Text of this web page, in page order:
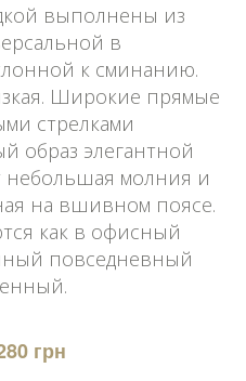
выполнены из
в
к сминанию.
Широкие прямые
стрелками
образ элегантной
небольшая молния и
на вшивном поясе.
как в офисный
повседневный
грн